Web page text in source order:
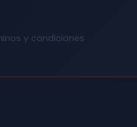
y condiciones